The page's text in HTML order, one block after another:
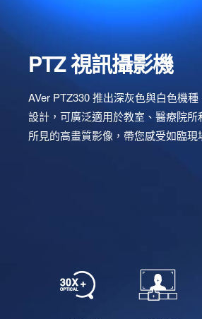
PTZ 視訊攝影機
創造極致流暢的體驗
PTZ 視訊攝影機
AVer PTZ330 推出深灰色與白色機
設計，可廣泛適用於教室、醫療院所
所見的高畫質影像，帶您感受如臨現